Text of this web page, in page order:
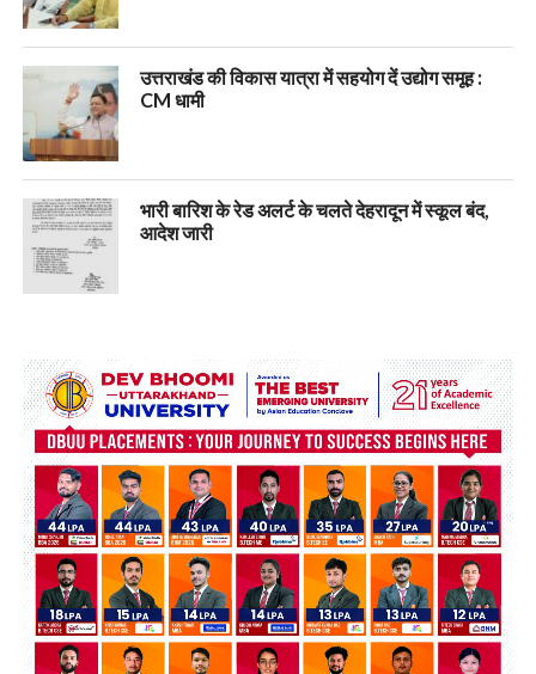
उत्तराखंड की विकास यात्रा में सहयोग दें उद्योग समूह :
CM धामी
भारी बारिश के रेड अलर्ट के चलते देहरादून में स्कूल बंद,
आदेश जारी